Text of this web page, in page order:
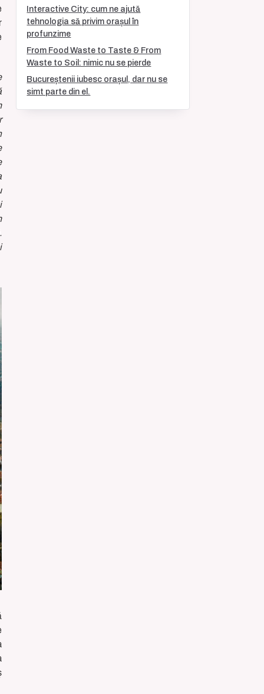
Interactive City: cum ne ajută
tehnologia să privim orașul în
profunzime
From Food Waste to Taste & From
Waste to Soil: nimic nu se pierde
Bucureștenii iubesc orașul, dar nu se
simt parte din el.